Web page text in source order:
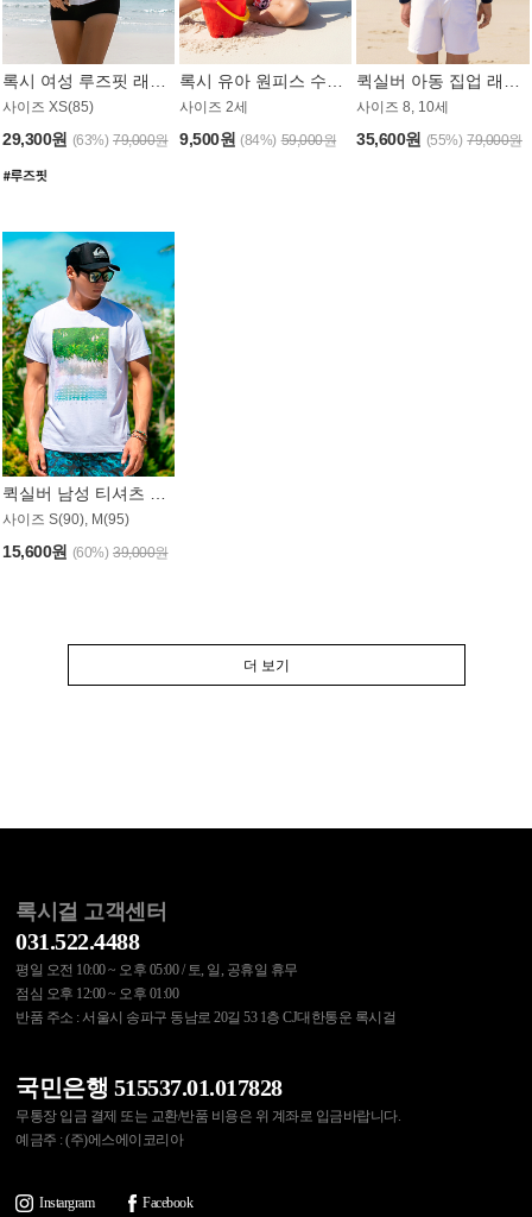
사이즈 XS(85)
29,300원 (63%) 79,000원
사이즈 2세
9,500원 (84%) 59,000원
사이즈 8, 10세
35,600원 (55%) 79,000원
퀵실버 남성 티셔츠 MST357WQS
사이즈 S(90), M(95)
15,600원 (60%) 39,000원
더 보기
록시걸 고객센터
031.522.4488
평일 오전 10:00 ~ 오후 05:00 / 토, 일, 공휴일 휴무
점심 오후 12:00 ~ 오후 01:00
반품 주소 : 서울시 송파구 동남로 20길 53 1층 CJ대한통운 록시걸
국민은행 515537.01.017828
무통장 입금 결제 또는 교환/반품 비용은 위 계좌로 입금바랍니다.
예금주 : (주)에스에이코리아
Instargram Facebook